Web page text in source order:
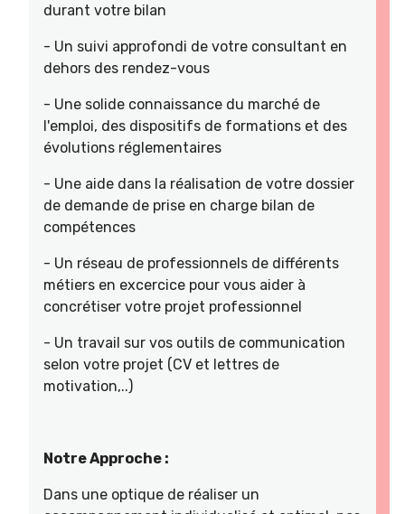
durant votre bilan
- Un suivi approfondi de votre consultant en
dehors des rendez-vous
- Une solide connaissance du marché de
l'emploi, des dispositifs de formations et des
évolutions réglementaires
- Une aide dans la réalisation de votre dossier
de demande de prise en charge bilan de
compétences
- Un réseau de professionnels de différents
métiers en excercice pour vous aider à
concrétiser votre projet professionnel
- Un travail sur vos outils de communication
selon votre projet (CV et lettres de
motivation,..)
Notre Approche :
Dans une optique de réaliser un